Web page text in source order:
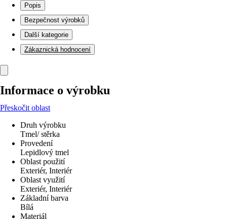
Popis
Bezpečnost výrobků
Další kategorie
Zákaznická hodnocení
Informace o výrobku
Přeskočit oblast
Druh výrobku
Tmel/ stěrka
Provedení
Lepidlový tmel
Oblast použití
Exteriér, Interiér
Oblast využití
Exteriér, Interiér
Základní barva
Bílá
Materiál